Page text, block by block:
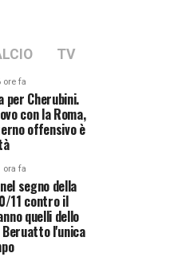
TV
ore fa
Cherubini.
con la Roma,
offensivo è
ora fa
segno della
11 contro il
quelli dello
l'unica